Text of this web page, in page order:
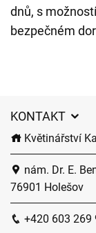
dnů, s
bezpečném
KONTAKT
Květinářství
nám. Dr. E.
76901 Holešov
+420 603 269